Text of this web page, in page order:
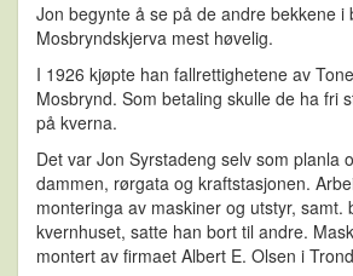
Jon begynte å se på de andre bekkene i
Mosbryndskjerva mest høvelig.
I 1926 kjøpte han fallrettighetene av
Mosbrynd. Som betaling skulle de ha fri
på kverna.
Det var Jon Syrstadeng selv som planla
dammen, rørgata og kraftstasjonen.
monteringa av maskiner og utstyr, samt.
kvernhuset, satte han bort til andre.
montert av firmaet Albert E. Olsen i